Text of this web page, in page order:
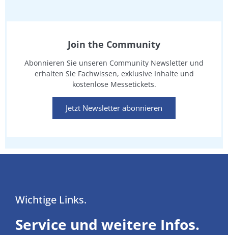
Join the Community
Abonnieren Sie unseren Community Newsletter und
erhalten Sie Fachwissen, exklusive Inhalte und
kostenlose Messetickets.
Jetzt Newsletter abonnieren
Wichtige Links.
Service und weitere Infos.